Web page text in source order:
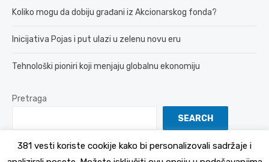
Koliko mogu da dobiju građani iz Akcionarskog fonda?
Inicijativa Pojas i put ulazi u zelenu novu eru
Tehnološki pioniri koji menjaju globalnu ekonomiju
Pretraga
SEARCH
381 vesti koriste cookije kako bi personalizovali sadržaje i